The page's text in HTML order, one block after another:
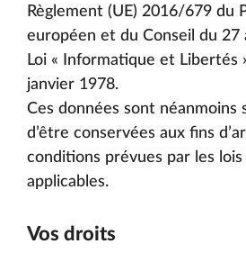
Règlement (UE) 2016/679 du
européen et du Conseil du 27
Loi « Informatique et Libertés
janvier 1978.
Ces données sont néanmoins
d’être conservées aux fins
conditions prévues par les
applicables.
Vos droits